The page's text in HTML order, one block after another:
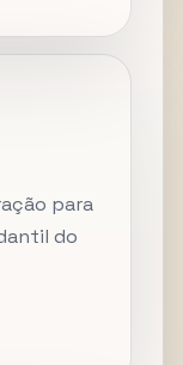
para
do